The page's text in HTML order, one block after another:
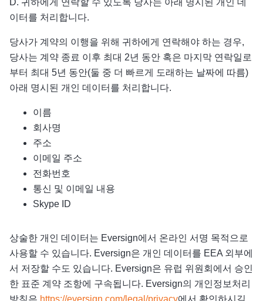
D. 귀하에게 연락할 수 있도록 당사는 아래 명시된 개인 데
이터를 처리합니다.
당사가 계약의 이행을 위해 귀하에게 연락해야 하는 경우,
당사는 계약 종료 이후 최대 2년 동안 혹은 마지막 연락일로
부터 최대 5년 동안(둘 중 더 빠르게 도래하는 날짜에 따름)
아래 명시된 개인 데이터를 처리합니다.
이름
회사명
주소
이메일 주소
전화번호
통신 및 이메일 내용
Skype ID
상술한 개인 데이터는 Eversign에서 온라인 서명 목적으로
사용할 수 있습니다. Eversign은 개인 데이터를 EEA 외부에
서 저장할 수도 있습니다. Eversign은 유럽 위원회에서 승인
한 표준 계약 조항에 구속됩니다. Eversign의 개인정보처리